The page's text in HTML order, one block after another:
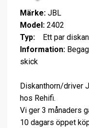
Märke: JBL
Model: 2402
Typ:
Ett par
Information:
skick
Diskanthorn/driver
hos Rehifi.
Vi ger 3 månaders
10 dagars öppet